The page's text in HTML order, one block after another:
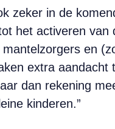
zeker in de
het activeren van
en
extra aandacht
dan rekening
kinderen.”